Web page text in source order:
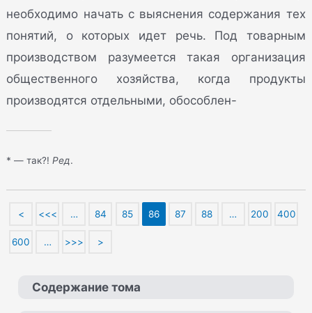
необходимо начать с выяснения содержания тех
понятий, о которых идет речь. Под товарным
производством разумеется такая организация
общественного хозяйства, когда продукты
производятся отдельными, обособлен-
* — так?!Ред.
< <<< … 84 85 86 87 88 … 200 400
600 … >>> >
Содержание тома